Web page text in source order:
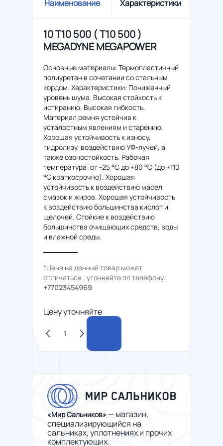
Наименование Характеристики
10 T10 500 ( Т10 500 )
MEGADYNE MEGAPOWER
Основные материалы: Термопластичный
полиуретан в сочетании со стальным
кордом. Характеристики: Пониженный
уровень шума. Высокая стойкость к
истиранию. Высокая гибкость.
Материал ремня устойчив к
усталостным явлениям и старению.
Хорошая устойчивость к износу,
гидролизу, воздействию УФ-лучей, а
также озоностойкость. Рабочая
температура: от -25 °C до +80 °C (до +110
°C краткосрочно). Хорошая
устойчивость к воздействию масел,
смазок и жиров. Хорошая устойчивость
к воздействию большинства кислот и
щелочей. Стойкие к воздействию
большинства очищающих средств, воды
и влажной среды.
*Цена на данный товар может
отличаться , уточняйте по телефону:
+77023454969
Цену уточняйте
«Мир Сальников» — магазин,
специализирующийся на
сальниках, уплотнениях и прочих
комплектующих.